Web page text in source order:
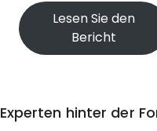
Lesen Sie den
Bericht
hinter der